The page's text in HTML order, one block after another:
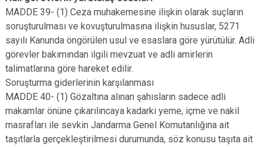
MADDE 39- (1) Ceza muhakemesine ilişkin olarak suçların
soruşturulması ve kovuşturulmasına ilişkin hususlar, 5271
sayılı Kanunda öngörülen usul ve esaslara göre yürütülür. Adli
görevler bakımından ilgili mevzuat ve adli amirlerin
talimatlarına göre hareket edilir.
Soruşturma giderlerinin karşılanması
MADDE 40- (1) Gözaltına alınan şahısların sadece adli
makamlar önüne çıkarılıncaya kadarki yeme, içme ve nakil
masrafları ile sevkin Jandarma Genel Komutanlığına ait
taşıtlarla gerçekleştirilmesi durumunda, söz konusu taşıta ait